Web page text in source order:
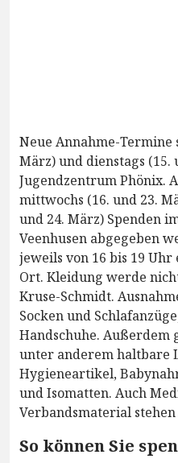
Neue Annahme-Termine
März) und dienstags (15.
Jugendzentrum Phönix.
mittwochs (16. und 23.
und 24. März) Spenden
Veenhusen abgegeben
jeweils von 16 bis 19
Ort. Kleidung werde
Kruse-Schmidt.
Socken und
Handschuhe.
unter anderem haltbare
Hygieneartikel,
und Isomatten. Auch
Verbandsmaterial
So können Sie